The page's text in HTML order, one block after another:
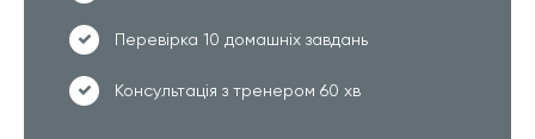
Перевірка 10 домашніх завдань
Консультація з тренером 60 хв